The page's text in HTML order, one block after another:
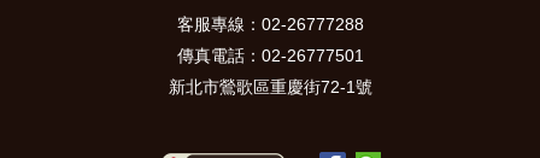
客服專線：02-26777288
傳真電話：02-26777501
新北市鶯歌區重慶街72-1號